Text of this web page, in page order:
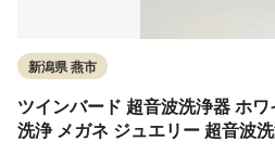
新潟県 燕市
ツインバード 超音波洗浄器 ホ
洗浄 メガネ ジュエリー 超音波